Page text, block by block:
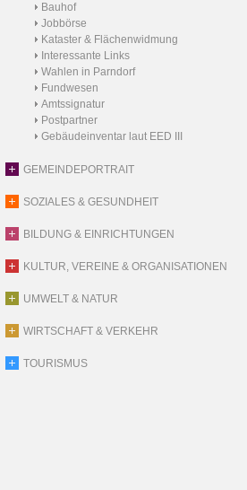
Bauhof
Jobbörse
Kataster & Flächenwidmung
Interessante Links
Wahlen in Parndorf
Fundwesen
Amtssignatur
Postpartner
Gebäudeinventar laut EED III
GEMEINDEPORTRAIT
SOZIALES & GESUNDHEIT
BILDUNG & EINRICHTUNGEN
KULTUR, VEREINE & ORGANISATIONEN
UMWELT & NATUR
WIRTSCHAFT & VERKEHR
TOURISMUS